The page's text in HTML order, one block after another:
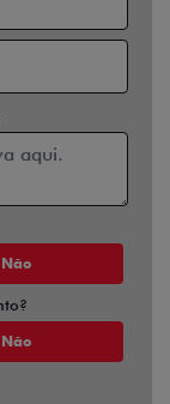
Não
Não